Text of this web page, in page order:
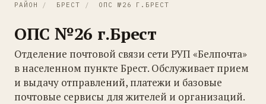
РАЙОН
/ БРЕСТ / ОПС №26 Г.БРЕСТ
ОПС №26 г.Брест
Отделение почтовой связи сети РУП «Белпочта»
в населенном пункте Брест. Обслуживает прием
и выдачу отправлений, платежи и базовые
почтовые сервисы для жителей и организаций.